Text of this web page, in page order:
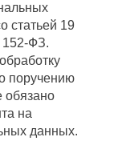
статьей 19
152-ФЗ.
поручению
обязано
на
данных.